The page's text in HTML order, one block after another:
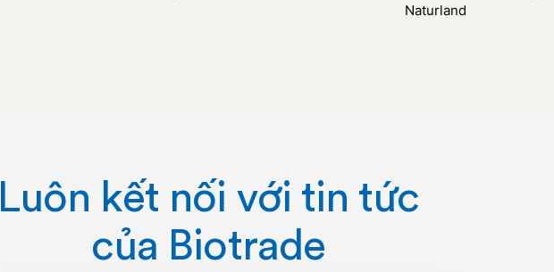
Naturland
Luôn kết nối với tin tức
của Biotrade